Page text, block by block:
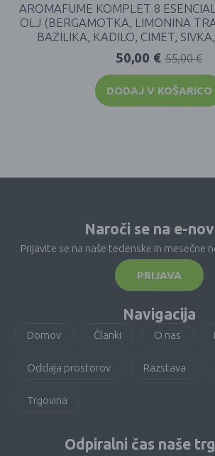
AROMAFUME KOMPLET 8
OLJ (BERGAMOTKA, LIMONINA
BAZILIKA, KADILO, CIMET,
55,00€
50,00 €
DODAJ V KOŠARICO
Naroči se na e-
Prijavite se na naše tedenske in mesečne
PRIJAVA
Navigacija
Domov Članki O nas
Oddaja prostorov Razstava
Trgovina
Odpiralni čas naše